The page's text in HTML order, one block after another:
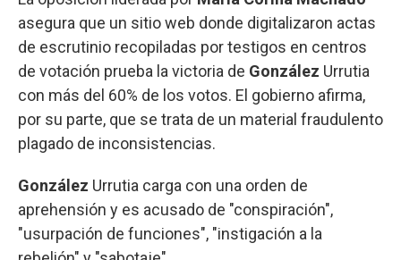
asegura que un sitio web donde digitalizaron actas
de escrutinio recopiladas por testigos en centros
de votación prueba la victoria de González Urrutia
con más del 60% de los votos. El gobierno afirma,
por su parte, que se trata de un material fraudulento
plagado de inconsistencias.
González Urrutia carga con una orden de
aprehensión y es acusado de "conspiración",
"usurpación de funciones", "instigación a la